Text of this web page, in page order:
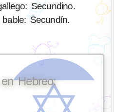
Secundino.
Secundín.
Hebreo: